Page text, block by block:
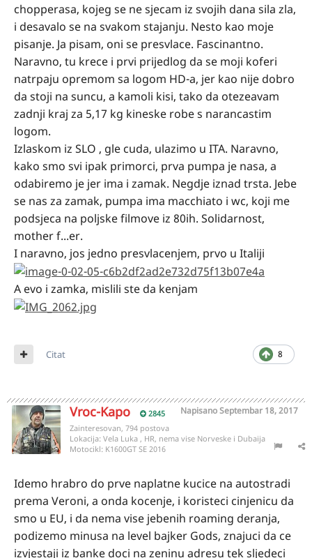
chopperasa, kojeg se ne sjecam iz svojih dana sila zla,
i desavalo se na svakom stajanju. Nesto kao moje
pisanje. Ja pisam, oni se presvlace. Fascinantno.
Naravno, tu krece i prvi prijedlog da se moji koferi
natrpaju opremom sa logom HD-a, jer kao nije dobro
da stoji na suncu, a kamoli kisi, tako da otezeavam
zadnji kraj za 5,17 kg kineske robe s narancastim
logom.
Izlaskom iz SLO , gle cuda, ulazimo u ITA. Naravno,
kako smo svi ipak primorci, prva pumpa je nasa, a
odabiremo je jer ima i zamak. Negdje iznad trsta. Jebe
se nas za zamak, pumpa ima macchiato i wc, koji me
podsjeca na poljske filmove iz 80ih. Solidarnost,
mother f...er.
I naravno, jos jedno presvlacenjem, prvo u Italiji
A evo i zamka, mislili ste da kenjam
8
Citat
Vroc-Kapo 2845 NapisanoSeptembar 18, 2017
Zainteresovan, 794 postova
Lokacija: Vela Luka , HR, nema vise Norveske i Dubaija
Motocikl: K1600GT SE 2016
Idemo hrabro do prve naplatne kucice na autostradi
prema Veroni, a onda kocenje, i koristeci cinjenicu da
smo u EU, i da nema vise jebenih roaming deranja,
podizemo minusa na level bajker Gods, znajuci da ce
izvjestaji iz banke doci na zeninu adresu tek sljedeci